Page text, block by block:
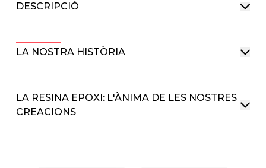
DESCRIPCIÓ
LA NOSTRA HISTÒRIA
LA RESINA EPOXI: L'ÀNIMA DE LES NOSTRES
CREACIONS